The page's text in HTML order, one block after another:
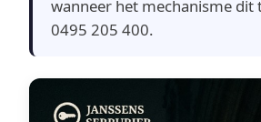
wanneer het mechanisme
0495 205 400.